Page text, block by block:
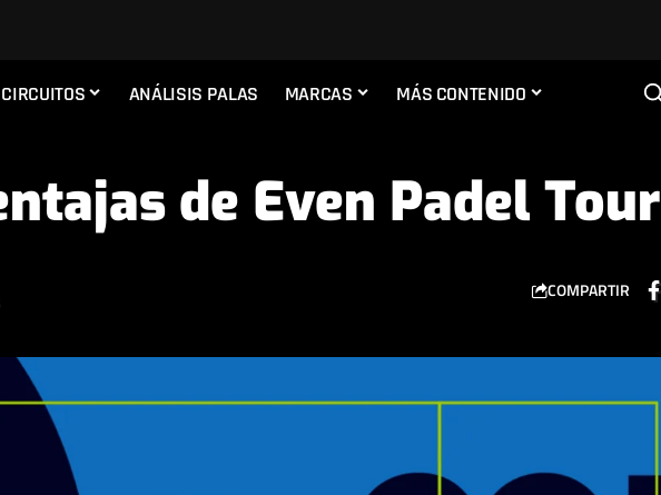
CIRCUITOS ANÁLISIS PALAS MARCAS MÁS CONTENIDO
de Even Padel Tour
COMPARTIR